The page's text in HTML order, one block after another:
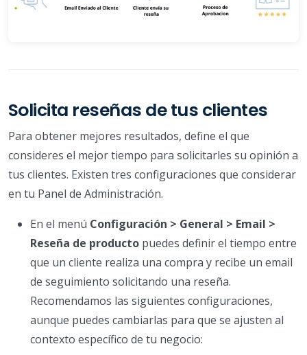
Solicita reseñas de tus clientes
Para obtener mejores resultados, define el que
consideres el mejor tiempo para solicitarles su opinión a
tus clientes. Existen tres configuraciones que considerar
en tu Panel de Administración.
En el menú Configuración > General > Email >
Reseña de producto puedes definir el tiempo entre
que un cliente realiza una compra y recibe un email
de seguimiento solicitando una reseña.
Recomendamos las siguientes configuraciones,
aunque puedes cambiarlas para que se ajusten al
contexto específico de tu negocio: